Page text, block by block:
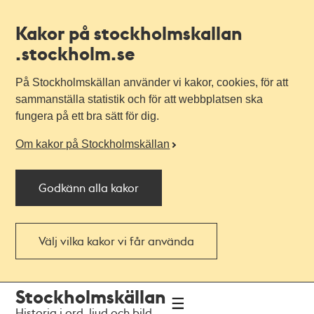
Kakor på stockholmskallan
.stockholm.se
På Stockholmskällan använder vi kakor, cookies, för att
sammanställa statistik och för att webbplatsen ska
fungera på ett bra sätt för dig.
Om kakor på Stockholmskällan
Godkänn alla kakor
Välj vilka kakor vi får använda
navigationen
huvudinnehållet
Stockholmskällan